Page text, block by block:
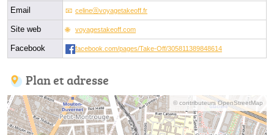
Email celineⓐvoyagetakeoff.fr
Site web voyagestakeoff.com
Facebook facebook.com/pages/Take-Off/305811389848614
Plan et adresse
© contributeurs OpenStreetMap